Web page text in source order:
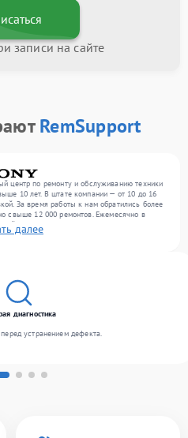
записи на сайте
RemSupport
центр по ремонту и обслуживанию техники
10 лет. В штате компании — от 10 до 16
За время работы к нам обратились более
свыше 12 000 ремонтов. Ежемесячно в
включая , , . Мы устраняем поломки
стандарт качества благодаря
далее
диагностика
устранением дефекта.